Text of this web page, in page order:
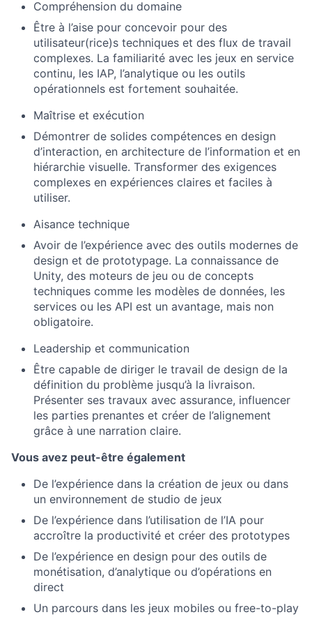
Compréhension du domaine
Être à l’aise pour concevoir pour des
utilisateur(rice)s techniques et des flux de travail
complexes. La familiarité avec les jeux en service
continu, les IAP, l’analytique ou les outils
opérationnels est fortement souhaitée.
Maîtrise et exécution
Démontrer de solides compétences en design
d’interaction, en architecture de l’information et en
hiérarchie visuelle. Transformer des exigences
complexes en expériences claires et faciles à
utiliser.
Aisance technique
Avoir de l’expérience avec des outils modernes de
design et de prototypage. La connaissance de
Unity, des moteurs de jeu ou de concepts
techniques comme les modèles de données, les
services ou les API est un avantage, mais non
obligatoire.
Leadership et communication
Être capable de diriger le travail de design de la
définition du problème jusqu’à la livraison.
Présenter ses travaux avec assurance, influencer
les parties prenantes et créer de l’alignement
grâce à une narration claire.
Vous avez peut-être également
De l’expérience dans la création de jeux ou dans
un environnement de studio de jeux
De l’expérience dans l’utilisation de l’IA pour
accroître la productivité et créer des prototypes
De l’expérience en design pour des outils de
monétisation, d’analytique ou d’opérations en
direct
Un parcours dans les jeux mobiles ou free-to-play